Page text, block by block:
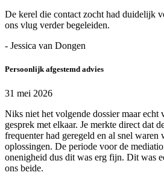
De kerel die contact zocht had duidelijk
ons vlug verder begeleiden.
- Jessica van Dongen
Persoonlijk afgestemd advies
31 mei 2026
Niks niet het volgende dossier maar echt
gesprek met elkaar. Je merkte direct dat
frequenter had geregeld en al snel waren
oplossingen. De periode voor de
onenigheid dus dit was erg fijn. Dit was
ons beide.